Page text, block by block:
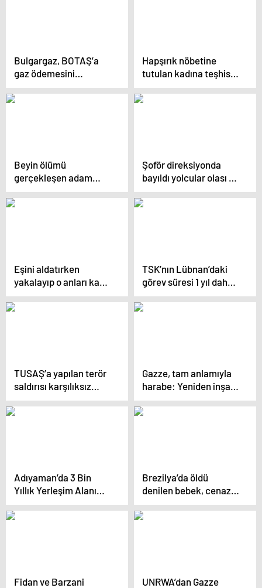
Bulgargaz, BOTAŞ’a
gaz ödemesini
durdurdu: 13 yıllık
anlaşmada derin
Hapşırık nöbetine
tutulan kadına teşhis
konuldu; nadir bir vaka
Beyin ölümü
gerçekleşen adam
organları alınırken
uyandı
Şoför direksiyonda
bayıldı yolcular olası bir
faciayı önledi
Eşini aldatırken
yakalayıp o anları kayıt
altına aldı
TSK’nın Lübnan’daki
görev süresi 1 yıl daha
uzatıldı
TUSAŞ’a yapılan terör
saldırısı karşılıksız
kalmadı: 32 hedef
imha edildi
Gazze, tam anlamıyla
harabe: Yeniden inşa
350 yıl sürebilir
Adıyaman’da 3 Bin
Yıllık Yerleşim Alanı
Bulundu
Brezilya’da öldü
denilen bebek, cenaze
töreninde yaşam
belirtisi gösterdi
Fidan ve Barzani
UNRWA’dan Gazze